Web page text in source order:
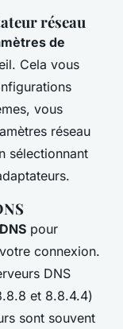
réseau
de
Cela vous
vous
réseau
sélectionnant
pour
connexion.
DNS
et 8.8.4.4)
sont souvent